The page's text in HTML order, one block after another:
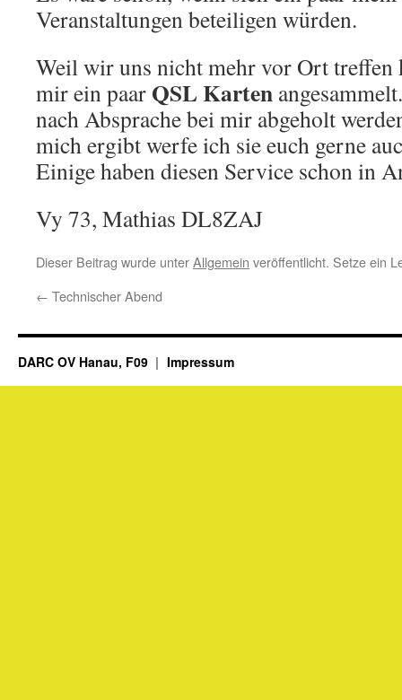
Veranstaltungen beteiligen würden.
Weil wir uns nicht mehr vor Ort treffen
mir ein paar QSL Karten
nach Absprache bei mir abgeholt
mich ergibt werfe ich sie euch gerne
Einige haben diesen Service schon in
Vy 73, Mathias DL8ZAJ
Dieser Beitrag wurde unterAllgemein veröffentlicht. Setze ein
← Technischer Abend
DARC OV Hanau, F09 Impressum